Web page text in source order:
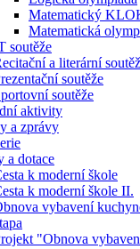
Matematický
Matematická
soutěže
a literární
soutěže
soutěže
aktivity
a zprávy
a dotace
k moderní škole
k moderní škole II.
vybavení
"Obnova